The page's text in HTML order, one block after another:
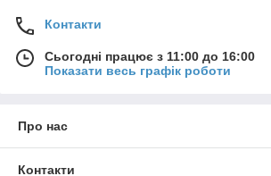
Контакти
Сьогодні працює з 11:00 до 16:00
Показати весь графік роботи
Про нас
Контакти